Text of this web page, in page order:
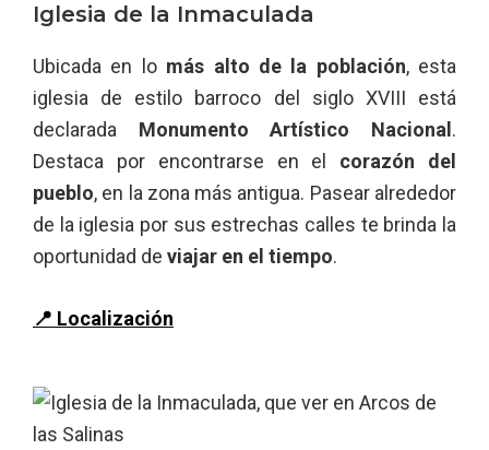
Iglesia de la Inmaculada
Ubicada en lomás alto de la población, esta
iglesia de estilo barroco del siglo XVIII está
declarada Monumento Artístico Nacional .
Destaca por encontrarse en el corazón del
pueblo, en la zona más antigua. Pasear alrededor
de la iglesia por sus estrechas calles te brinda la
oportunidad de viajar en el tiempo.
📍 Localización